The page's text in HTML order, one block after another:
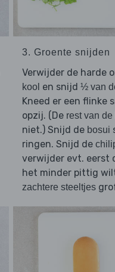
3. Groente snijden
Verwijder de harde
kool en snijd ½ van
Kneed er een flinke
opzij. (De rest van de
niet.) Snijd de bosui
ringen. Snijd de
verwijder evt. eerst
het minder pittig
zachtere steeltjes